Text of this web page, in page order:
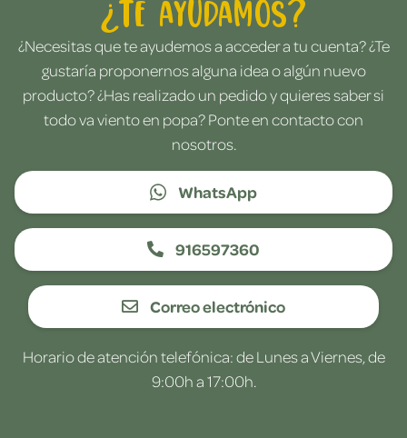
¿Te ayudamos?
¿Necesitas que te ayudemos a acceder a tu cuenta? ¿Te
gustaría proponernos alguna idea o algún nuevo
producto? ¿Has realizado un pedido y quieres saber si
todo va viento en popa? Ponte en contacto con
nosotros.
WhatsApp
916597360
Correo electrónico
Horario de atención telefónica: de Lunes a Viernes, de
9:00h a 17:00h.